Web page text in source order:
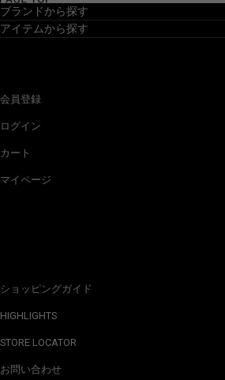
ブランドから探す
アイテムから探す
会員登録
ログイン
カート
マイページ
ショッピングガイド
HIGHLIGHTS
STORE LOCATOR
お問い合わせ